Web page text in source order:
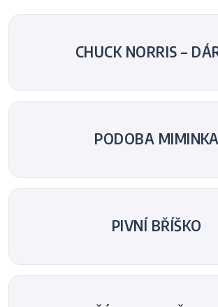
CHUCK NORRIS –
PODOBA MIMINKA
PIVNÍ BŘÍŠKO